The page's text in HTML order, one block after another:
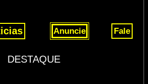
Anuncie Fale
DESTAQUE